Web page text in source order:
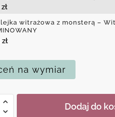
zł
witrażowa z monsterą –
zł
na wymiar
Dodaj do